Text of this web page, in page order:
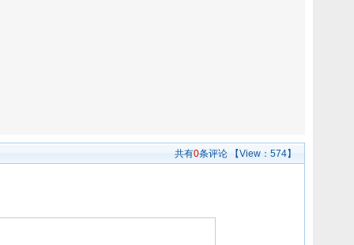
共有0条评论 【View： 574】